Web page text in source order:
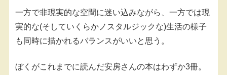
一方で非現実的な空間に迷い込みながら、一方では現
実的な(そしていくらかノスタルジックな)生活の様子
も同時に描かれるバランスがいいと思う。
ぼくがこれまでに読んだ安房さんの本はわずか3冊。